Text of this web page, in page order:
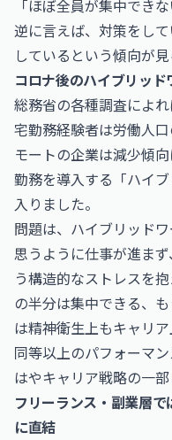
「ほぼ全員が集中でき
逆に言えば、対策をし
しているという傾向が見
コロナ後のハイブリッ
総務省の各種調査によ
宅勤務経験者は労働人
モートの企業は減少傾
勤務を導入する「ハイ
入りました。
問題は、ハイブリッド
思うように仕事が進ま
う構造的なストレスを
の半分は集中できる、
は精神衛生上もキャリ
同等以上のパフォーマ
はやキャリア戦略の一部
フリーランス・副業層
に直結